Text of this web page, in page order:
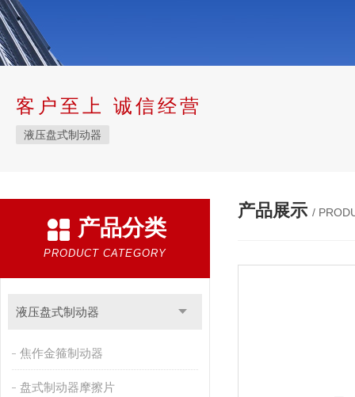
客户至上 诚信经营
液压盘式制动器
产品分类
PRODUCT CATEGORY
液压盘式制动器
焦作金箍制动器
盘式制动器摩擦片
产品展示 /